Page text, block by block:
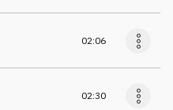
02:06
02:30